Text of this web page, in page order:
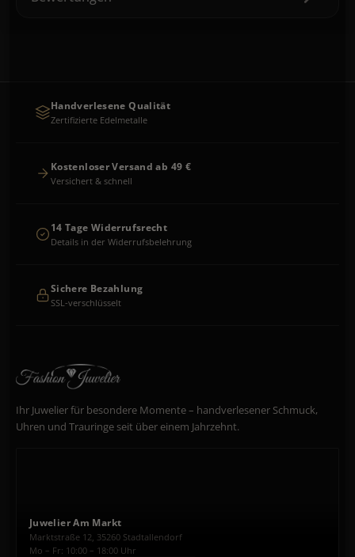
Handverlesene Qualität
Zertifizierte Edelmetalle
Kostenloser Versand ab 49 €
Versichert & schnell
14 Tage Widerrufsrecht
Details in der Widerrufsbelehrung
Sichere Bezahlung
SSL-verschlüsselt
Ihr Juwelier für besondere Momente – handverlesener Schmuck,
Uhren und Trauringe seit über einem Jahrzehnt.
Juwelier Am Markt
Marktstraße 12, 35260 Stadtallendorf
Mo – Fr: 10:00 – 18:00 Uhr